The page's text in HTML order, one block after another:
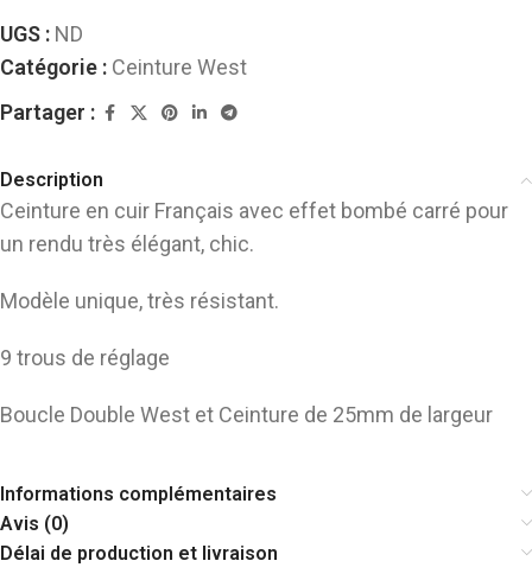
UGS : ND
Catégorie : Ceinture West
Partager :
Description
Ceinture en cuir Français avec effet bombé carré pour
un rendu très élégant, chic.
Modèle unique, très résistant.
9 trous de réglage
Boucle Double West et Ceinture de 25mm de largeur
Informations complémentaires
Avis (0)
Délai de production et livraison